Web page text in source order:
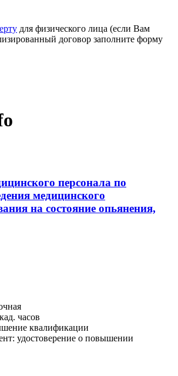
для физического лица (если Вам
договор заполните форму
персонала по
медицинского
на состояние опьянения,
часов
квалификации
: удостоверение о повышении